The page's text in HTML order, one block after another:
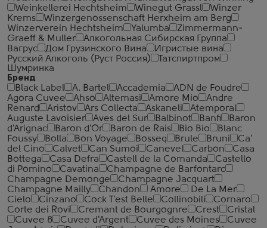
Weinkellerei Hechtsheim
Winegut Grassl
Winzer
Krems
Winzergenossenschaft Herxheim am Berg
Winzerverein Hechtsheim
Yalumba
Zimmermann-
Graeff & Muller
Алкогольная Сибирская Группа
Вагрус
Дом Грузинского Вина
Игристые вина
Русский Алкоголь (Руст Россия)
Татспиртпром
Шумринка
Бренд
Black Label
A. Bartel Accademia
ADN de Foudre
Agora Cuvee
Ahso Altemasi Amore Mio
Andre
Renard
Aristov Ars Collecta Askaneli
Atemporal
Auguste Lavoisier
Aves del Sur Balbinot Banfi
Baron
d'Arignac
Baron d'Or Baron de Rais Bio Bio
Blanc
Foussy
Bolla Bon Voyage Bosseq Brule Bruni
Ca'
del Cino
Calvet Can Sumoi Canevel Carbon
Casa
Bottega
Casa Defra Castell de la Comanda
Castello
di Pomino
Cavatina
Champagne de Barfontarc
Champagne Demonge
Champagne Jacquart
Champagne Mailly
Chandon Amore
De La Mer
Cielo
Cinzano Cock T'est Belle Collinobili
Cornaro
Corte dei Rovi
Cremant de Bourgognre Crest
Cristal
Cuvee 8
Cuvee d'Argent Cuvee des Moines
Cuvee